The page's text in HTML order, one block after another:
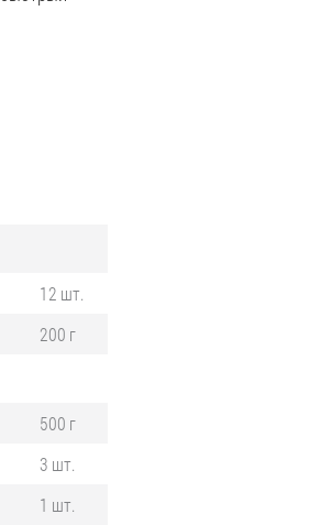
12 шт.
200 г
500 г
3 шт.
1 шт.